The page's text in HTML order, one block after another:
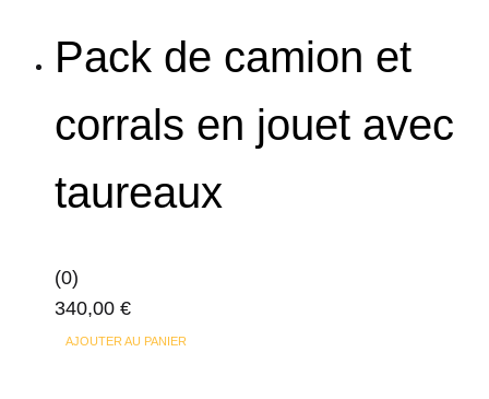
Pack de camion et
corrals en jouet avec
taureaux
(0)
340,00 €
AJOUTER AU PANIER